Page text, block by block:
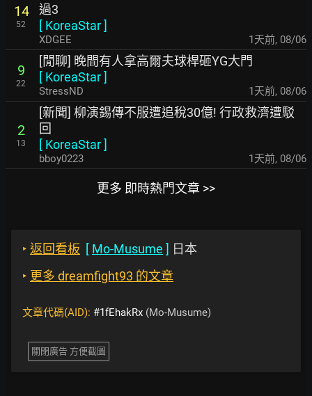
14
52
過3
[ KoreaStar]
XDGEE 1天前, 08/06
9
22
[閒聊] 晚間有人拿高爾夫球桿砸YG大門
[ KoreaStar]
StressND 1天前, 08/06
2
13
[新聞] 柳演錫傳不服遭追稅30億! 行政救濟遭駁
回
[ KoreaStar]
bboy0223 1天前, 08/06
更多 即時熱門文章 >>
‣ 返回看板 [ Mo-Musume ] 日本
‣ 更多 dreamfight93 的文章
文章代碼(AID): #1fEhakRx (Mo-Musume)
關閉廣告 方便截圖